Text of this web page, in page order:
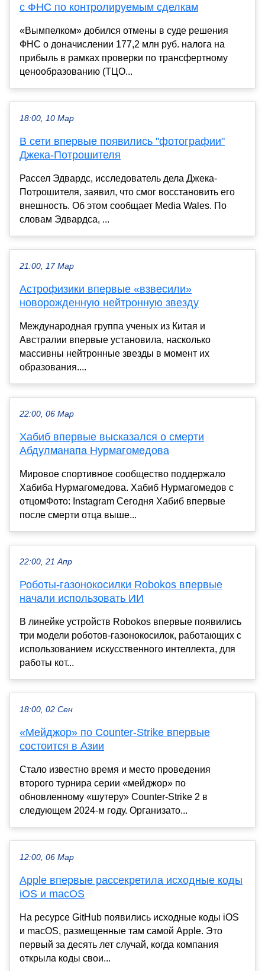
с ФНС по контролируемым сделкам
«Вымпелком» добился отмены в суде решения
ФНС о доначислении 177,2 млн руб. налога на
прибыль в рамках проверки по трансфертному
ценообразованию (ТЦО...
18:00, 10 Мар
В сети впервые появились "фотографии"
Джека-Потрошителя
Рассел Эдвардс, исследователь дела Джека-
Потрошителя, заявил, что смог восстановить его
внешность. Об этом сообщает Media Wales. По
словам Эдвардса, ...
21:00, 17 Мар
Астрофизики впервые «взвесили»
новорожденную нейтронную звезду
Международная группа ученых из Китая и
Австралии впервые установила, насколько
массивны нейтронные звезды в момент их
образования....
22:00, 06 Мар
Хабиб впервые высказался о смерти
Абдулманапа Нурмагомедова
Мировое спортивное сообщество поддержало
Хабиба Нурмагомедова. Хабиб Нурмагомедов с
отцомФото: Instagram Сегодня Хабиб впервые
после смерти отца выше...
22:00, 21 Апр
Роботы-газонокосилки Robokos впервые
начали использовать ИИ
В линейке устройств Robokos впервые появились
три модели роботов-газонокосилок, работающих с
использованием искусственного интеллекта, для
работы кот...
18:00, 02 Сен
«Мейджор» по Counter-Strike впервые
состоится в Азии
Стало известно время и место проведения
второго турнира серии «мейджор» по
обновленному «шутеру» Counter-Strike 2 в
следующем 2024-м году. Организато...
12:00, 06 Мар
Apple впервые рассекретила исходные коды
iOS и macOS
На ресурсе GitHub появились исходные коды iOS
и macOS, размещенные там самой Apple. Это
первый за десять лет случай, когда компания
открыла коды свои...